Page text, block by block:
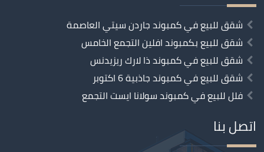
شقق للبيع في كمبوند جاردن سيتي العاصمة
شقق للبيع بكمبوند افلين التجمع الخامس
شقق للبيع في كمبوند ذا لارك ريزيدنس
شقق للبيع في كمبوند جاذبية 6 اكتوبر
فلل للبيع في كمبوند سولانا ايست التجمع
اتصل بنا